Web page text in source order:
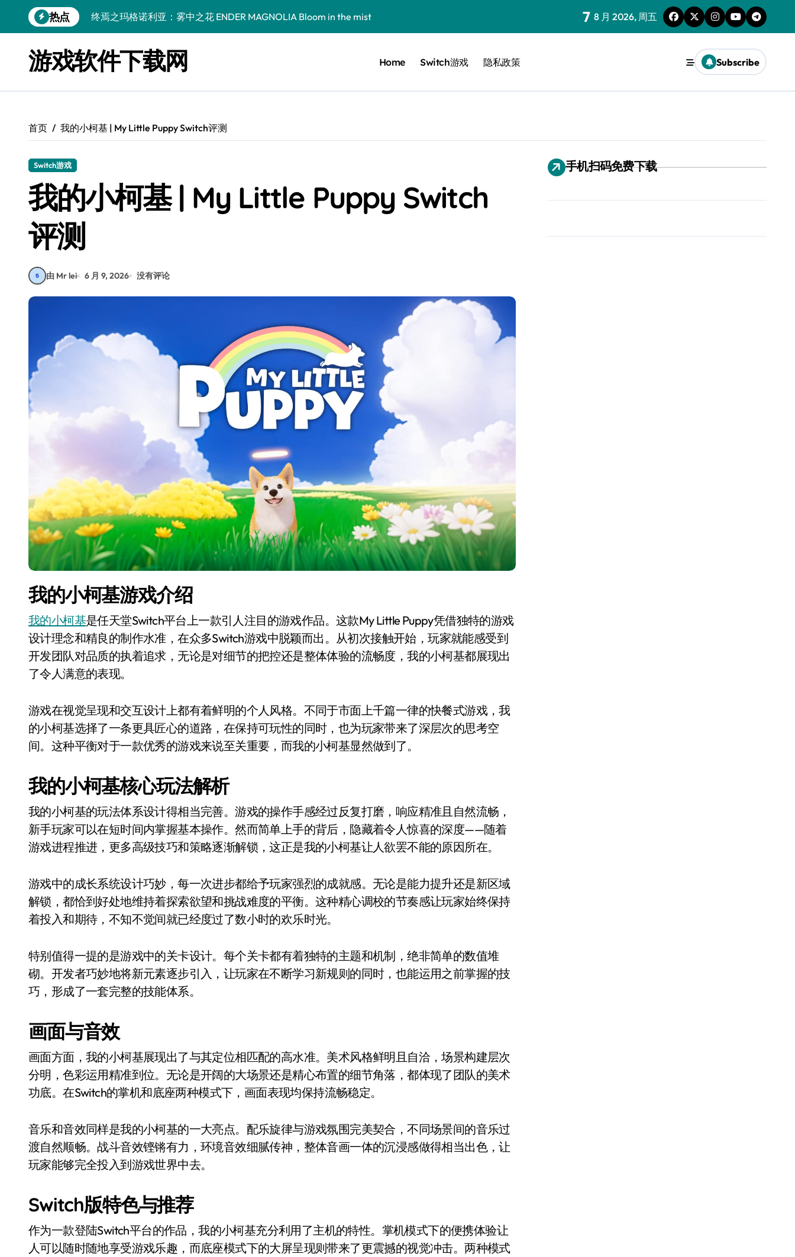
到
热点
终焉之玛格诺利亚：雾中之花 ENDER MAGNOLIA Bloom in the mist
死灵法师之剑：复活 Sword of the Necromancer Resurrection
星球大战前传1：绝地力量之战 Star Wars Episode I Jedi Power Battles
阿瑞亚之旅 Worlds of Aria
小镇惊魂：重制版合集 DreadOut Remastered Collection
7 8 月 2026, 周五
游戏软件下载网 Home Switch游戏 隐私政策 Subscribe
首页 我的小柯基 | My Little Puppy Switch评测
Switch游戏
我的小柯基 | My Little Puppy Switch
评测
由 Mr lei 6 月 9, 2026 没有评论
我的小柯基游戏介绍
我的小柯基是任天堂Switch平台上一款引人注目的游戏作品。这款My Little Puppy凭借独特的游戏
设计理念和精良的制作水准，在众多Switch游戏中脱颖而出。从初次接触开始，玩家就能感受到
开发团队对品质的执着追求，无论是对细节的把控还是整体体验的流畅度，我的小柯基都展现出
了令人满意的表现。
游戏在视觉呈现和交互设计上都有着鲜明的个人风格。不同于市面上千篇一律的快餐式游戏，我
的小柯基选择了一条更具匠心的道路，在保持可玩性的同时，也为玩家带来了深层次的思考空
间。这种平衡对于一款优秀的游戏来说至关重要，而我的小柯基显然做到了。
我的小柯基核心玩法解析
我的小柯基的玩法体系设计得相当完善。游戏的操作手感经过反复打磨，响应精准且自然流畅，
新手玩家可以在短时间内掌握基本操作。然而简单上手的背后，隐藏着令人惊喜的深度——随着
游戏进程推进，更多高级技巧和策略逐渐解锁，这正是我的小柯基让人欲罢不能的原因所在。
游戏中的成长系统设计巧妙，每一次进步都给予玩家强烈的成就感。无论是能力提升还是新区域
解锁，都恰到好处地维持着探索欲望和挑战难度的平衡。这种精心调校的节奏感让玩家始终保持
着投入和期待，不知不觉间就已经度过了数小时的欢乐时光。
特别值得一提的是游戏中的关卡设计。每个关卡都有着独特的主题和机制，绝非简单的数值堆
砌。开发者巧妙地将新元素逐步引入，让玩家在不断学习新规则的同时，也能运用之前掌握的技
巧，形成了一套完整的技能体系。
画面与音效
画面方面，我的小柯基展现出了与其定位相匹配的高水准。美术风格鲜明且自洽，场景构建层次
分明，色彩运用精准到位。无论是开阔的大场景还是精心布置的细节角落，都体现了团队的美术
功底。在Switch的掌机和底座两种模式下，画面表现均保持流畅稳定。
音乐和音效同样是我的小柯基的一大亮点。配乐旋律与游戏氛围完美契合，不同场景间的音乐过
渡自然顺畅。战斗音效铿锵有力，环境音效细腻传神，整体音画一体的沉浸感做得相当出色，让
玩家能够完全投入到游戏世界中去。
Switch版特色与推荐
作为一款登陆Switch平台的作品，我的小柯基充分利用了主机的特性。掌机模式下的便携体验让
人可以随时随地享受游戏乐趣，而底座模式下的大屏呈现则带来了更震撼的视觉冲击。两种模式
手机扫码免费下载